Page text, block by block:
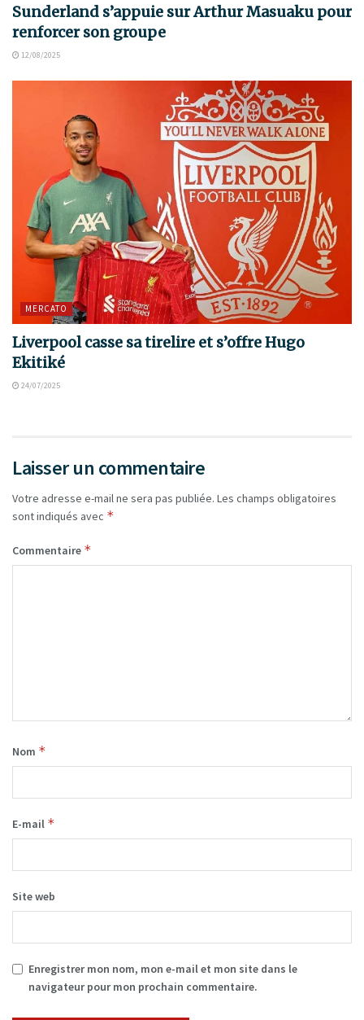
Sunderland s’appuie sur Arthur Masuaku pour
renforcer son groupe
12/08/2025
MERCATO
Liverpool casse sa tirelire et s’offre Hugo
Ekitiké
24/07/2025
Laisser un commentaire
Votre adresse e-mail ne sera pas publiée. Les champs obligatoires
sont indiqués avec *
Commentaire *
Nom *
E-mail *
Site web
Enregistrer mon nom, mon e-mail et mon site dans le
navigateur pour mon prochain commentaire.